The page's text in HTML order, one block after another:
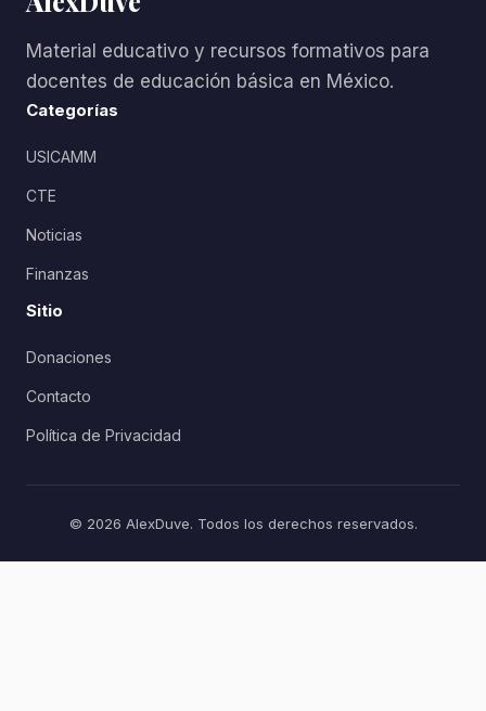
Material educativo y recursos formativos para
docentes de educación básica en México.
Categorías
USICAMM
CTE
Noticias
Finanzas
Sitio
Donaciones
Contacto
Política de Privacidad
© 2026 AlexDuve. Todos los derechos reservados.